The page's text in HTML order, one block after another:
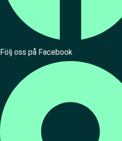
Följ oss på Facebook